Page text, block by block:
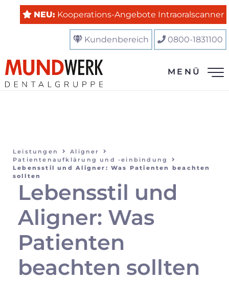
NEU: Kooperations-Angebote Intraoralscanner
Kundenbereich 0800-1831100
MENÜ
Leistungen
Aligner
Patientenaufklärung und -einbindung
Lebensstil und Aligner: Was Patienten beachten
sollten
Lebensstil und
Aligner: Was
Patienten
beachten sollten